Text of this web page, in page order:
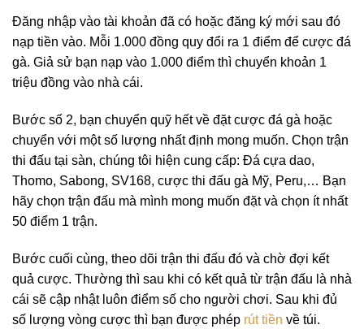
Đăng nhập vào tài khoản đã có hoặc đăng ký mới sau đó
nạp tiền vào. Mỗi 1.000 đồng quy đổi ra 1 điểm để cược đá
gà. Giả sử bạn nạp vào 1.000 điểm thì chuyển khoản 1
triệu đồng vào nhà cái.
Bước số 2, bạn chuyển quỹ hết về đặt cược đá gà hoặc
chuyển với một số lượng nhất định mong muốn. Chọn trận
thi đấu tại sàn, chúng tôi hiện cung cấp: Đá cựa dao,
Thomo, Sabong, SV168, cược thi đấu gà Mỹ, Peru,… Bạn
hãy chọn trận đấu mà mình mong muốn đặt và chọn ít nhất
50 điểm 1 trận.
Bước cuối cùng, theo dõi trận thi đấu đó và chờ đợi kết
quả cược. Thường thì sau khi có kết quả từ trận đấu là nhà
cái sẽ cập nhật luôn điểm số cho người chơi. Sau khi đủ
số lượng vòng cược thì bạn được phép rút tiền về túi.